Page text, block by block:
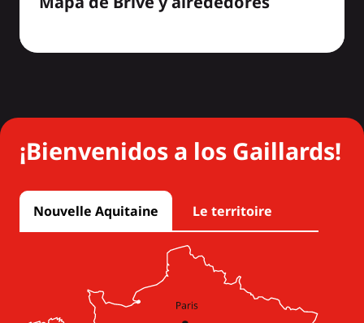
¡Bienvenidos a los Gaillards!
Nouvelle Aquitaine Le territoire